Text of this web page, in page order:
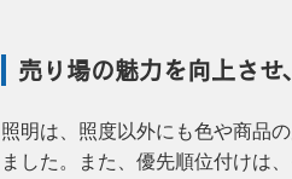
売り場の魅力を向上させ
照明は、照度以外にも色や商品
ました。また、優先順位付けは